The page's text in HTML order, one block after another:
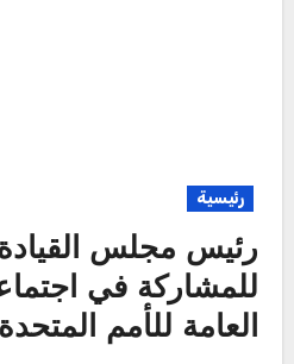
رئيسية
رئيس مجلس
للمشاركة في
العامة للأمم المتحدة